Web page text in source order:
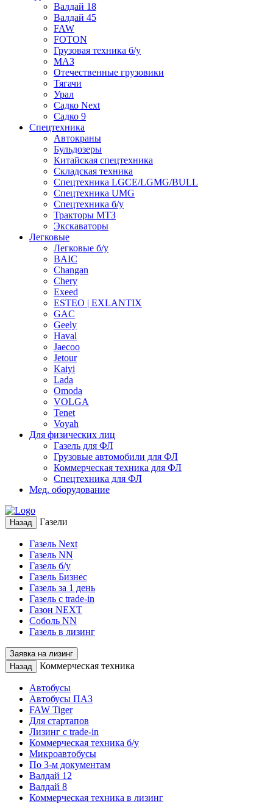
Валдай 18
Валдай 45
FAW
FOTON
Грузовая техника б/у
МАЗ
Отечественные грузовики
Тягачи
Урал
Садко Next
Садко 9
Спецтехника
Автокраны
Бульдозеры
Китайская спецтехника
Складская техника
Спецтехника LGCE/LGMG/BULL
Спецтехника UMG
Спецтехника б/у
Тракторы МТЗ
Экскаваторы
Легковые
Легковые б/у
BAIC
Changan
Chery
Exeed
ESTEO | EXLANTIX
GAC
Geely
Haval
Jaecoo
Jetour
Kaiyi
Lada
Omoda
VOLGA
Tenet
Voyah
Для физических лиц
Газель для ФЛ
Грузовые автомобили для ФЛ
Коммерческая техника для ФЛ
Спецтехника для ФЛ
Мед. оборудование
Назад Газели
Газель Next
Газель NN
Газель б/у
Газель Бизнес
Газель за 1 день
Газель с trade-in
Газон NEXT
Соболь NN
Газель в лизинг
Заявка на лизинг
Назад
Коммерческая техника
Автобусы
Автобусы ПАЗ
FAW Tiger
Для стартапов
Лизинг с trade-in
Коммерческая техника б/у
Микроавтобусы
По 3-м документам
Валдай 12
Валдай 8
Коммерческая техника в лизинг